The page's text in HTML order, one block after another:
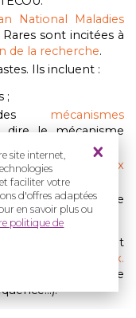
site internet,
faciliter votre
d'offres adaptées
en savoir plus ou
politique de
National Maladies
sont incitées à
de la recherche.
Ils incluent :
;
des mécanismes
dire le mécanisme
de
nouveaux
traitementsavant de
clinique).
et
dispositifs médicaux.
des protocoles de